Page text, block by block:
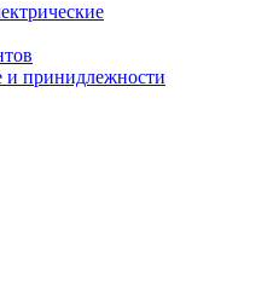
и принидлежности